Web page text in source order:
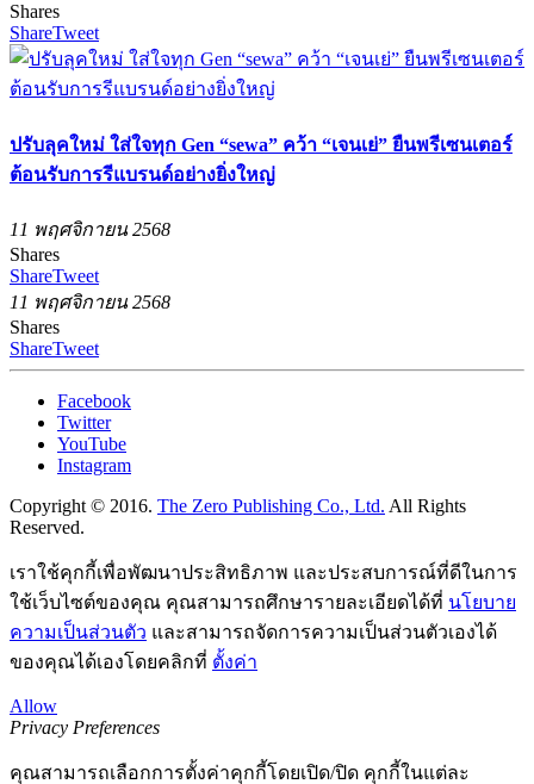
Shares
ShareTweet
ปรับลุคใหม่ ใส่ใจทุก Gen “sewa” คว้า “เจนเย่” ยืนพรีเซนเตอร์
ต้อนรับการรีแบรนด์อย่างยิ่งใหญ่
11 พฤศจิกายน 2568
Shares
ShareTweet
11 พฤศจิกายน 2568
Shares
ShareTweet
Facebook
Twitter
YouTube
Instagram
Copyright © 2016. The Zero Publishing Co., Ltd. All Rights
Reserved.
เราใช้คุกกี้เพื่อพัฒนาประสิทธิภาพ และประสบการณ์ที่ดีในการ
ใช้เว็บไซต์ของคุณ คุณสามารถศึกษารายละเอียดได้ที่ นโยบาย
ความเป็นส่วนตัว และสามารถจัดการความเป็นส่วนตัวเองได้
ของคุณได้เองโดยคลิกที่ ตั้งค่า
Allow
Privacy Preferences
คุณสามารถเลือกการตั้งค่าคุกกี้โดยเปิด/ปิด คุกกี้ในแต่ละ